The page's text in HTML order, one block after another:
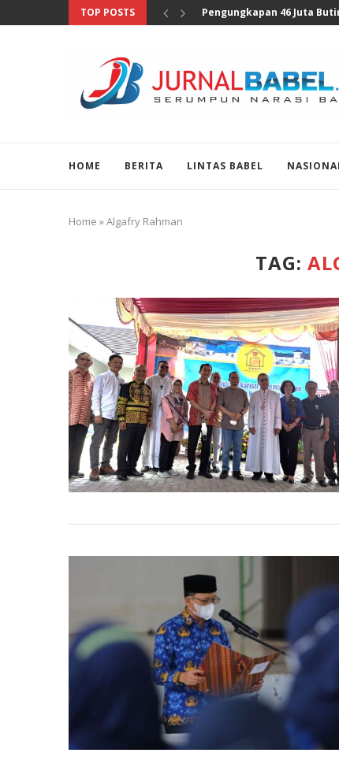
TOP POSTS Anggota DPR Sebut
HOME BERITA LINTAS BABEL
Home »Algafry Rahman
TAG: